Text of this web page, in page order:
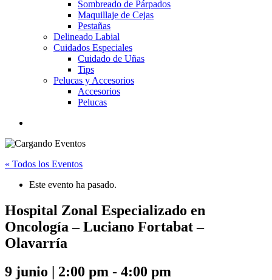
Sombreado de Párpados
Maquillaje de Cejas
Pestañas
Delineado Labial
Cuidados Especiales
Cuidado de Uñas
Tips
Pelucas y Accesorios
Accesorios
Pelucas
« Todos los Eventos
Este evento ha pasado.
Hospital Zonal Especializado en
Oncología – Luciano Fortabat –
Olavarría
9 junio | 2:00 pm - 4:00 pm